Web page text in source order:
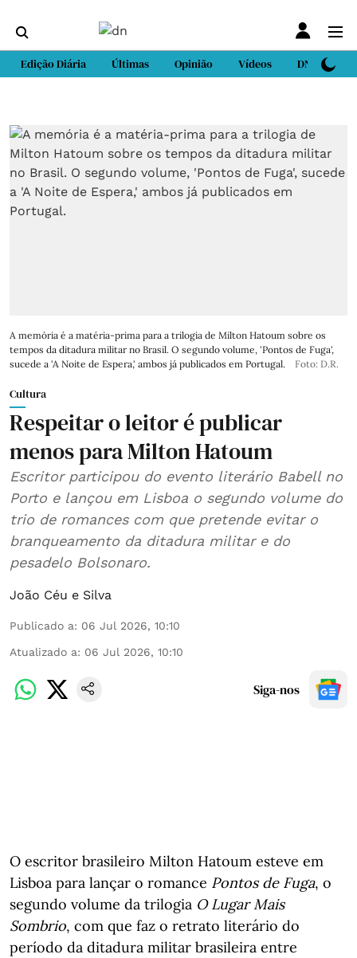
Edição Diária Últimas Opinião Vídeos DN Sport
A memória é a matéria-prima para a trilogia de Milton Hatoum sobre os
tempos da ditadura militar no Brasil. O segundo volume, 'Pontos de Fuga',
sucede a 'A Noite de Espera,' ambos já publicados em Portugal.
Foto: D.R.
Cultura
Respeitar o leitor é publicar
menos para Milton Hatoum
Escritor participou do evento literário Babell no
Porto e lançou em Lisboa o segundo volume do
trio de romances com que pretende evitar o
branqueamento da ditadura militar e do
pesadelo Bolsonaro.
João Céu e Silva
Publicado a: 06 Jul 2026, 10:10
Atualizado a: 06 Jul 2026, 10:10
Siga-nos
O escritor brasileiro Milton Hatoum esteve em
Lisboa para lançar o romance Pontos de Fuga, o
segundo volume da trilogia O Lugar Mais
Sombrio, com que faz o retrato literário do
período da ditadura militar brasileira entre